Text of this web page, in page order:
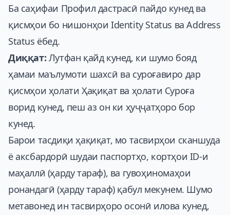
Ба саҳифаи Профил дастрасӣ пайдо кунед ва
қисмҳои бо нишонҳои Identity Status ва Address
Status ёбед.
Диққат: Лутфан қайд кунед, ки шумо бояд
ҳамаи маълумоти шахсӣ ва суроғавиро дар
қисмҳои ҳолати Ҳақиқат ва ҳолати Суроға
ворид кунед, пеш аз он ки ҳуҷҷатҳоро бор
кунед.
Барои тасдиқи ҳақиқат, мо тасвирҳои сканшуда
ё аксбардорӣ шудаи паспортҳо, кортҳои ID-и
маҳаллӣ (ҳарду тараф), ва гувоҳиномаҳои
ронандагӣ (ҳарду тараф) қабул мекунем. Шумо
метавонед ин тасвирҳоро осонӣ илова кунед,